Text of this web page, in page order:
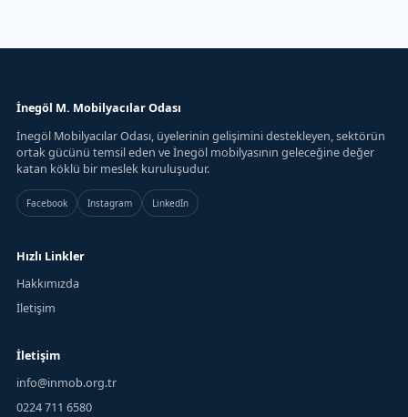
İnegöl M. Mobilyacılar Odası
İnegöl Mobilyacılar Odası, üyelerinin gelişimini destekleyen, sektörün
ortak gücünü temsil eden ve İnegöl mobilyasının geleceğine değer
katan köklü bir meslek kuruluşudur.
Facebook Instagram LinkedIn
Hızlı Linkler
Hakkımızda
İletişim
İletişim
info@inmob.org.tr
0224 711 6580